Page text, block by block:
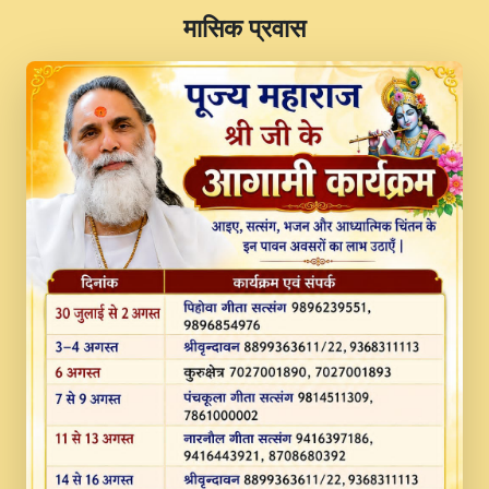
JINU SATGURU AAP BULAVE by Rasik
Pawan ji 20-11-19 Sankirtan At VEER JI
PRABHU KUTEER CHANNEL.mp3
Kina Sohna Tera Bhawan Sajaya Mata
Vaishno Devi Aarti Mata Rani Bhajan By
Lakhwinder Wadali Ji.mp3
MERE MANN VICH KANTH KALER
NEW PUNAJBI DEVOTIONAL SONG 2017
FULL VIDEO HD.mp3
Na To Roop Hai Bindu Ji Maharaj Pad - A
Divine Bhajan by Shri Indresh Ji
#BhaktiPath.mp3
Radha Rani Ki Kirpa Best Devotional
Song By Chitra Vichitra.mp3
​मासिक प्रवास